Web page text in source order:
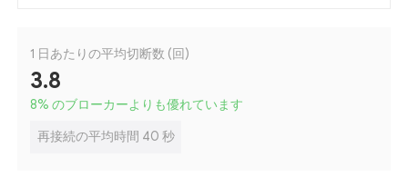
1 日あたりの平均切断数 (回)
3.8
8% のブローカーよりも優れています
再接続の平均時間 40 秒